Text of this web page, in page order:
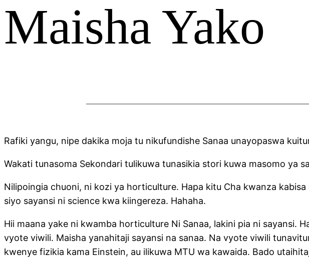
Maisha Yako
Rafiki yangu, nipe dakika moja tu nikufundishe Sanaa unayopaswa
Wakati tunasoma Sekondari tulikuwa tunasikia stori kuwa masomo ya
Nilipoingia chuoni, ni kozi ya horticulture. Hapa kitu Cha kwanza
siyo sayansi ni science kwa kiingereza. Hahaha.
Hii maana yake ni kwamba horticulture Ni Sanaa, lakini pia ni sayansi.
vyote viwili. Maisha yanahitaji sayansi na sanaa. Na vyote viwili
kwenye fizikia kama Einstein, au ilikuwa MTU wa kawaida. Bado